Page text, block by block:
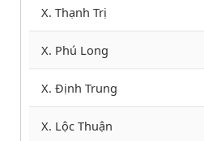
X. Thạnh Trị
X. Phú Long
X. Định Trung
X. Lộc Thuận